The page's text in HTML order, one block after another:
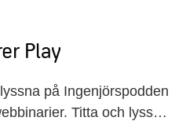
Play
på Ingenjörspodden
Titta och lyssna